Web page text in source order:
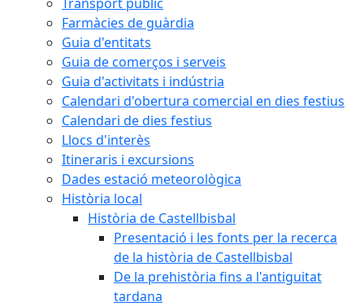
Farmàcies de guàrdia
Guia d'entitats
Guia de comerços i serveis
Guia d'activitats i indústria
Calendari d'obertura comercial en dies festius
Calendari de dies festius
Llocs d'interès
Itineraris i excursions
Dades estació meteorològica
Història local
Història de Castellbisbal
Presentació i les fonts per la recerca
de la història de Castellbisbal
De la prehistòria fins a l'antiguitat
tardana